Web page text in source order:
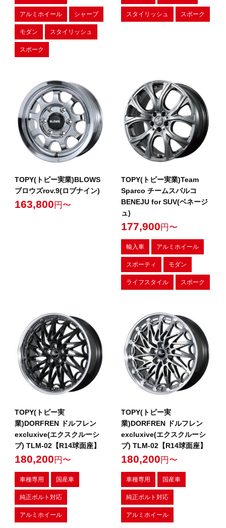
アルミホイール シャープ
モダン スタイリッシュ
スポーク
スタイリッシュ スポーク
TOPY(トピー実業)BLOWS
ブロウズrov.9(ロブナイン)
163,800 円〜
TOPY(トピー実業)Team
Sparco チームスパルコ
BENEJU for SUV(ベネージ
ュ)
177,900 円〜
輸入車 アルミホイール
スポーティ モダン
ライフスタイル スポーク
TOPY(トピー実
業)DORFREN ドルフレン
excluxive(エクスクルーシ
ブ) TLM-02【R14球面座】
180,200 円〜
車種専用 国産車
純正ボルト対応
アルミホイール
TOPY(トピー実
業)DORFREN ドルフレン
excluxive(エクスクルーシ
ブ) TLM-02【R14球面座】
180,200 円〜
車種専用 国産車
純正ボルト対応
アルミホイール